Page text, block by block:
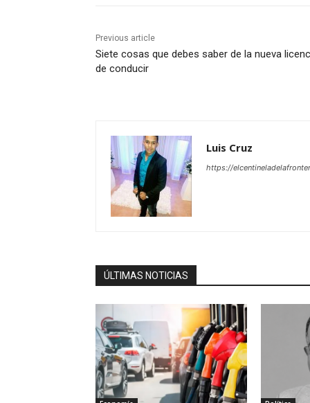
Previous article
Siete cosas que debes saber de la nueva
de conducir
Luis Cruz
https://
ÚLTIMAS NOTICIAS